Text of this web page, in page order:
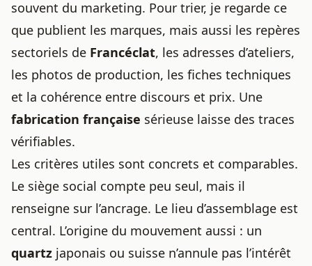
souvent du marketing. Pour trier, je regarde ce
que publient les marques, mais aussi les repères
sectoriels de Francéclat, les adresses d’ateliers,
les photos de production, les fiches techniques
et la cohérence entre discours et prix. Une
fabrication française sérieuse laisse des traces
vérifiables.
Les critères utiles sont concrets et comparables.
Le siège social compte peu seul, mais il
renseigne sur l’ancrage. Le lieu d’assemblage est
central. L’origine du mouvement aussi : un
quartz japonais ou suisse n’annule pas l’intérêt